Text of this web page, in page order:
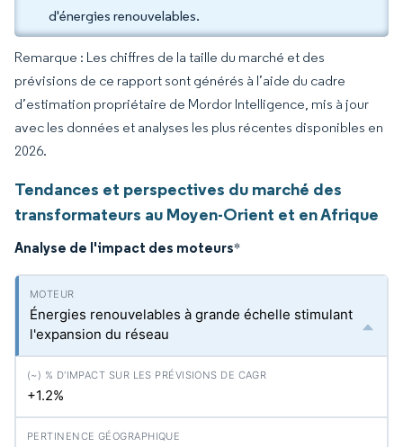
d'énergies renouvelables.
Remarque : Les chiffres de la taille du marché et des
prévisions de ce rapport sont générés à l’aide du cadre
d’estimation propriétaire de Mordor Intelligence, mis à jour
avec les données et analyses les plus récentes disponibles en
2026.
Tendances et perspectives du marché des
transformateurs au Moyen-Orient et en Afrique
Analyse de l'impact des moteurs*
Énergies renouvelables à grande échelle stimulant
l'expansion du réseau
+1.2%